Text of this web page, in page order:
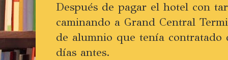
Después de pagar el hotel con
caminando a Grand Central
de alumnio que tenía contratado
días antes.